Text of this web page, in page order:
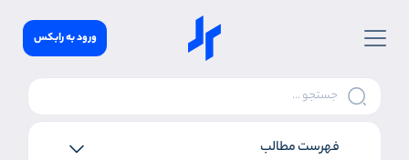
ورود به رابکس
فهرست مطالب